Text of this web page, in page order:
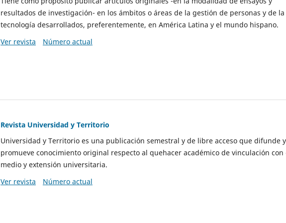
resultados de investigación- en los ámbitos o áreas de la gestión de personas y de la
tecnología desarrollados, preferentemente, en América Latina y el mundo hispano.
Ver revista
Número actual
Revista Universidad y Territorio
Universidad y Territorio es una publicación semestral y de libre acceso que difunde y
promueve conocimiento original respecto al quehacer académico de vinculación con
medio y extensión universitaria.
Ver revista
Número actual